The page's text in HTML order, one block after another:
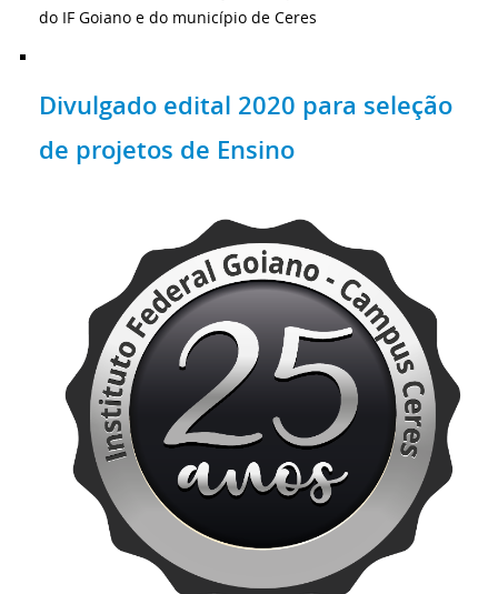
do IF Goiano e do município de Ceres
Divulgado edital 2020 para seleção
de projetos de Ensino